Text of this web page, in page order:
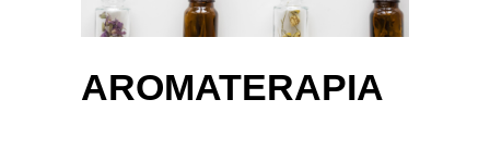
AROMATERAPIA